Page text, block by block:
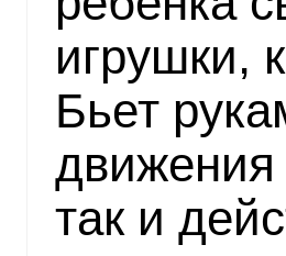
игрушки,
Бьет
движения
так и